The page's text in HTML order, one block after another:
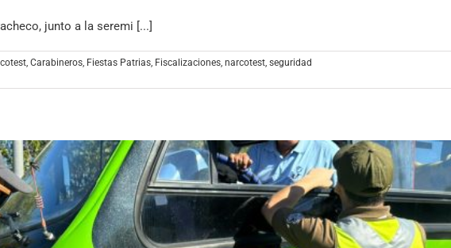
junto a la seremi [...]
, Carabineros, Fiestas Patrias, Fiscalizaciones, narcotest, seguridad